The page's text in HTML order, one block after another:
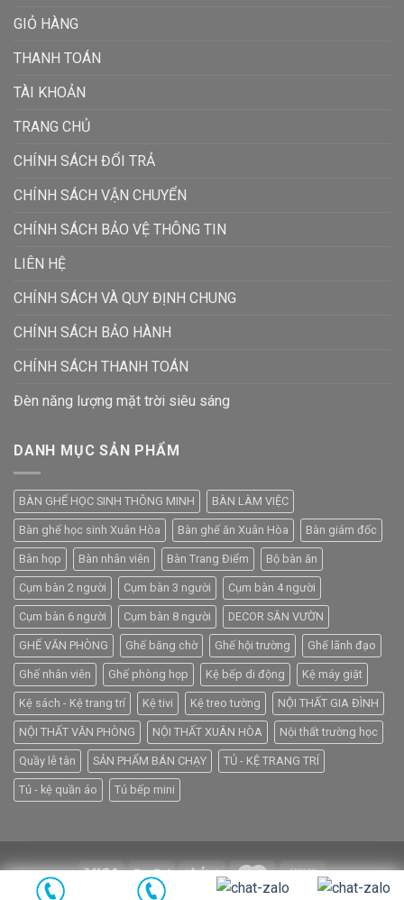
GIỎ HÀNG
THANH TOÁN
TÀI KHOẢN
TRANG CHỦ
CHÍNH SÁCH ĐỔI TRẢ
CHÍNH SÁCH VẬN CHUYỂN
CHÍNH SÁCH BẢO VỆ THÔNG TIN
LIÊN HỆ
CHÍNH SÁCH VÀ QUY ĐỊNH CHUNG
CHÍNH SÁCH BẢO HÀNH
CHÍNH SÁCH THANH TOÁN
Đèn năng lượng mặt trời siêu sáng
DANH MỤC SẢN PHẨM
BÀN GHẾ HỌC SINH THÔNG MINH BÀN LÀM VIỆC
Bàn ghế học sinh Xuân Hòa Bàn ghế ăn Xuân Hòa Bàn giám đốc
Bàn họp Bàn nhân viên Bàn Trang Điểm Bộ bàn ăn
Cụm bàn 2 người Cụm bàn 3 người Cụm bàn 4 người
Cụm bàn 6 người Cụm bàn 8 người DECOR SÂN VƯỜN
GHẾ VĂN PHÒNG Ghế băng chờ Ghế hội trường Ghế lãnh đạo
Ghế nhân viên Ghế phòng họp Kệ bếp di động Kệ máy giặt
Kệ sách - Kệ trang trí Kệ tivi Kệ treo tường NỘI THẤT GIA ĐÌNH
NỘI THẤT VĂN PHÒNG NỘI THẤT XUÂN HÒA Nội thất trường học
Quầy lễ tân SẢN PHẨM BÁN CHẠY TỦ - KỆ TRANG TRÍ
Tủ - kệ quần áo Tủ bếp mini